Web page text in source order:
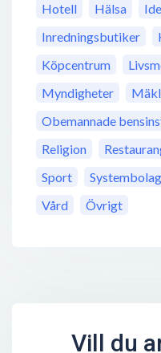
Hotell
Hälsa
Inredningsbutiker
Köpcentrum
Myndigheter
Obemannade
Religion
Sport
Systembolag
Vård
Övrigt
Vill du